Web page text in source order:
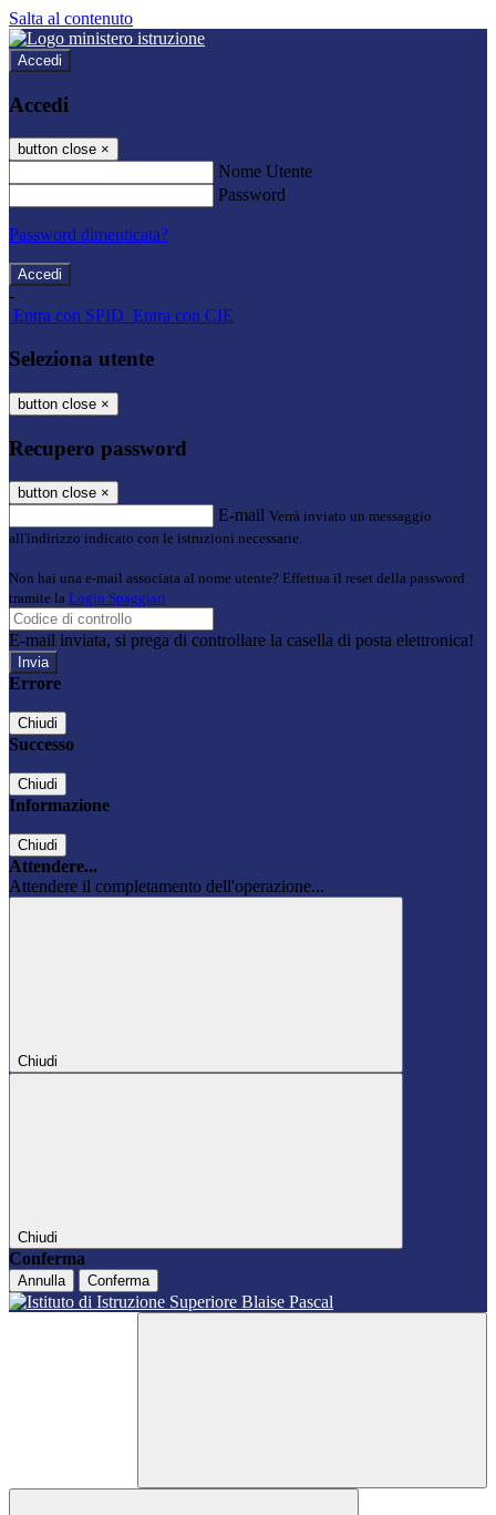
Salta al contenuto
Accedi
Accedi
button close ×
Nome Utente
Password
Password dimenticata?
-
Entra con SPID Entra con CIE
Seleziona utente
button close ×
Recupero password
button close ×
E-mail Verrà inviato un messaggio
all'indirizzo indicato con le istruzioni necessarie.
Non hai una e-mail associata al nome utente? Effettua il reset della password
tramite la Login Spaggiari
E-mail inviata, si prega di controllare la casella di posta elettronica!
Errore
Chiudi
Successo
Chiudi
Informazione
Chiudi
Attendere...
Attendere il completamento dell'operazione...
Chiudi
Chiudi
Conferma
Annulla Conferma